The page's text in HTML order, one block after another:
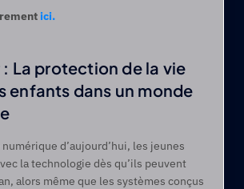
ici.
: La protection de la vie
enfants dans un monde
d’aujourd’hui, les jeunes
la technologie dès qu’ils peuvent
alors même que les systèmes conçus